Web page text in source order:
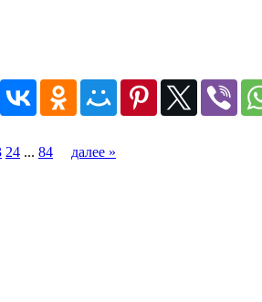
24 ... 84 далее »